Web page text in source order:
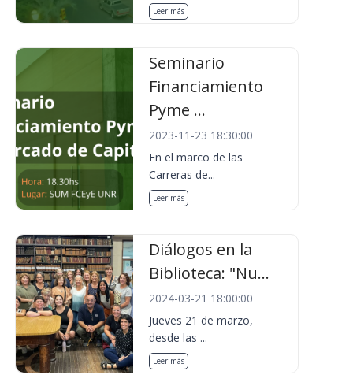
Leer más
Seminario
Financiamiento
Pyme ...
2023-11-23 18:30:00
En el marco de las
Carreras de...
Leer más
Diálogos en la
Biblioteca: "Nu...
2024-03-21 18:00:00
Jueves 21 de marzo,
desde las ...
Leer más